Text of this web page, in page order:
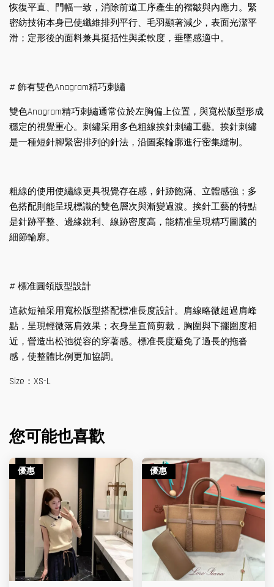
恢復平直、門幅一致，消除前道工序產生的褶皺與內應力。緊
密紡技術本身已使纖維排列平行、毛羽顯著減少，表面光潔平
滑；定形後的面料兼具挺括性與柔軟度，垂墜感適中。
# 飾有雙色Anagram精巧刺繡
雙色Anagram精巧刺繡通常位於左胸偏上位置，與寬松版型形成
穩定的視覺重心。刺繡采用多色粗線挨針刺繡工藝。挨針刺繡
是一種短針腳緊密排列的針法，沿圖案輪廓進行密集縫制。
粗線的使用使繡線更具視覺存在感，針跡飽滿、立體感強；多
色搭配則能呈現標識的雙色層次與漸變過渡。挨針工藝的特點
是針跡平整、邊緣銳利、線跡密度高，能精准呈現精巧圖騰的
細節輪廓。
# 標准圓領版型設計
這款短袖采用寬松版型搭配標准長度設計。肩線略微超過肩峰
點，呈現輕微落肩效果；衣身呈直筒剪裁，胸圍與下擺圍度相
近，營造出松弛從容的穿著感。標准長度避免了過長的拖沓
感，使整體比例更加協調。
Size：XS-L
您可能也喜歡
優惠 優惠